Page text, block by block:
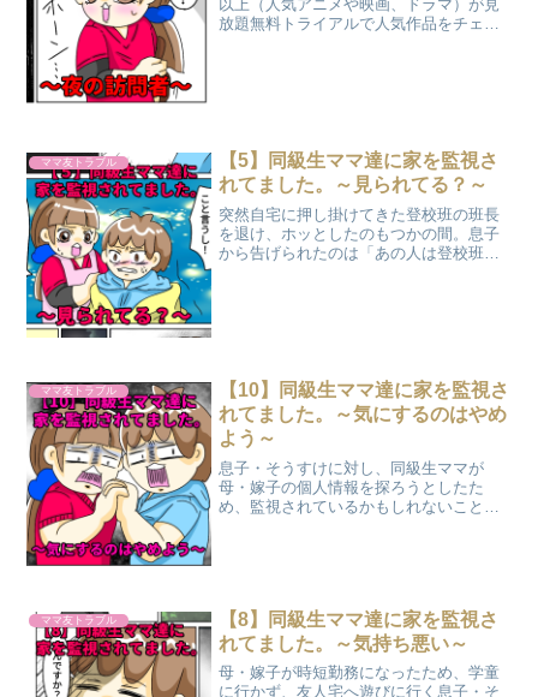
以上（人気アニメや映画、ドラマ）が見
放題無料トライアルで人気作品をチェッ
ママ友トラブル
【5】同級生ママ達に家を監視さ
れてました。～見られてる？～
突然自宅に押し掛けてきた登校班の班長
を退け、ホッとしたのもつかの間。息子
から告げられたのは「あの人は登校班の
ママ友トラブル
【10】同級生ママ達に家を監視さ
れてました。～気にするのはやめ
よう～
息子・そうすけに対し、同級生ママが
母・嫁子の個人情報を探ろうとしたた
め、監視されているかもしれないことに
ママ友トラブル
【8】同級生ママ達に家を監視さ
れてました。～気持ち悪い～
母・嫁子が時短勤務になったため、学童
に行かず、友人宅へ遊びに行く息子・そ